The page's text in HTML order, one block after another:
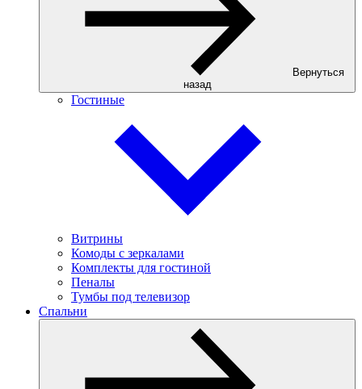
Вернуться
назад
Гостиные
Витрины
Комоды с зеркалами
Комплекты для гостиной
Пеналы
Тумбы под телевизор
Спальни